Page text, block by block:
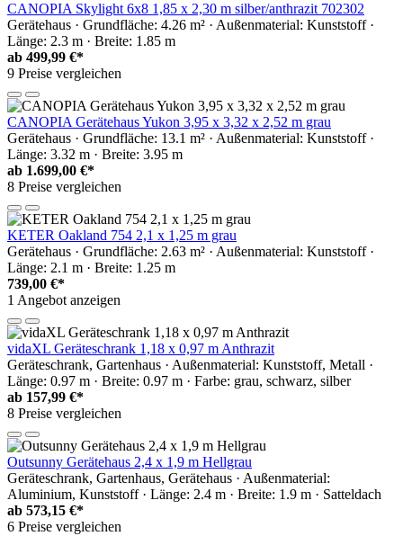
CANOPIA Skylight 6x8 1,85 x 2,30 m silber/anthrazit 702302
Gerätehaus · Grundfläche: 4.26 m² · Außenmaterial: Kunststoff ·
Länge: 2.3 m · Breite: 1.85 m
ab 499,99 €*
9 Preise vergleichen
CANOPIA Gerätehaus Yukon 3,95 x 3,32 x 2,52 m grau
Gerätehaus · Grundfläche: 13.1 m² · Außenmaterial: Kunststoff ·
Länge: 3.32 m · Breite: 3.95 m
ab 1.699,00 €*
8 Preise vergleichen
KETER Oakland 754 2,1 x 1,25 m grau
Gerätehaus · Grundfläche: 2.63 m² · Außenmaterial: Kunststoff ·
Länge: 2.1 m · Breite: 1.25 m
739,00 €*
1 Angebot anzeigen
vidaXL Geräteschrank 1,18 x 0,97 m Anthrazit
Geräteschrank, Gartenhaus · Außenmaterial: Kunststoff, Metall ·
Länge: 0.97 m · Breite: 0.97 m · Farbe: grau, schwarz, silber
ab 157,99 €*
8 Preise vergleichen
Outsunny Gerätehaus 2,4 x 1,9 m Hellgrau
Geräteschrank, Gartenhaus, Gerätehaus · Außenmaterial:
Aluminium, Kunststoff · Länge: 2.4 m · Breite: 1.9 m · Satteldach
ab 573,15 €*
6 Preise vergleichen